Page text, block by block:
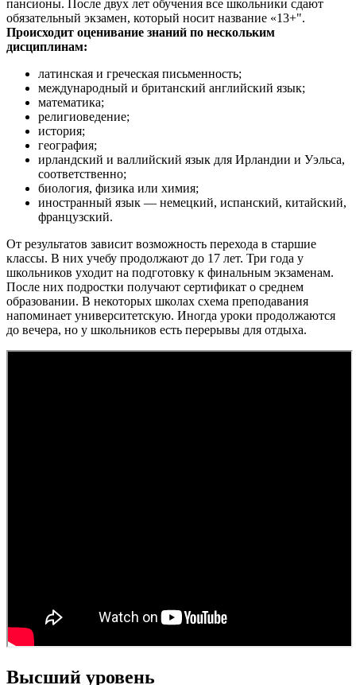
пансионы. После двух лет обучения все школьники сдают
обязательный экзамен, который носит название «13+".
Происходит оценивание знаний по нескольким
дисциплинам:
латинская и греческая письменность;
международный и британский английский язык;
математика;
религиоведение;
история;
география;
ирландский и валлийский язык для Ирландии и Уэльса,
соответственно;
биология, физика или химия;
иностранный язык — немецкий, испанский, китайский,
французский.
От результатов зависит возможность перехода в старшие
классы. В них учебу продолжают до 17 лет. Три года у
школьников уходит на подготовку к финальным экзаменам.
После них подростки получают сертификат о среднем
образовании. В некоторых школах схема преподавания
напоминает университетскую. Иногда уроки продолжаются
до вечера, но у школьников есть перерывы для отдыха.
Высший уровень